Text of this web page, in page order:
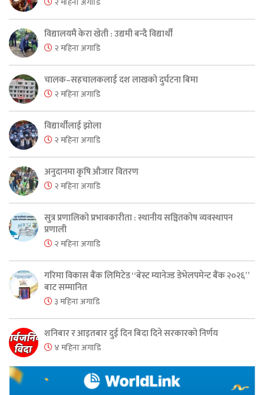
विद्यालयमै केरा खेती : उद्यमी बन्दै विद्यार्थी
२ महिना अगाडि
चालक–सहचालकलाई दश लाखको दुर्घटना बिमा
२ महिना अगाडि
विद्यार्थीलाई झोला
२ महिना अगाडि
अनुदानमा कृषि औजार वितरण
२ महिना अगाडि
सुत्र प्रणालिको प्रभावकारीता : स्थानीय सञ्चितकोष व्यवस्थापन
प्रणाली
२ महिना अगाडि
गरिमा विकास बैंक लिमिटेड “बेस्ट म्यानेज्ड डेभेलपमेन्ट बैंक २०२६”
बाट सम्मानित
३ महिना अगाडि
शनिबार र आइतबार दुई दिन बिदा दिने सरकारको निर्णय
४ महिना अगाडि